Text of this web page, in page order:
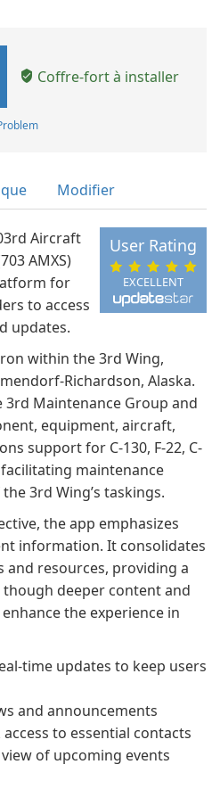
Coffre-fort à installer
Modifier
EXCELLENT
User Rating
Aircraft
AMXS)
for
to access
updates.
within the 3rd Wing,
Richardson, Alaska.
Maintenance Group and
equipment, aircraft,
support for C-130, F-22, C-
facilitating maintenance
3rd Wing’s taskings.
the app emphasizes
information. It consolidates
and resources, providing a
deeper content and
the experience in
time updates to keep users
and announcements
to essential contacts
of upcoming events